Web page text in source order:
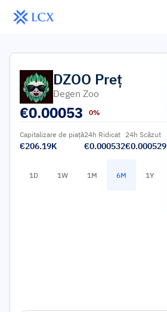
DZOO Preț
Degen Zoo
€0.00053 0%
Capitalizare de piață
€206.19K
24h Ridicat
€0.000532
24h Scăzut
€0.000529
1D 1W 1M 6M 1Y